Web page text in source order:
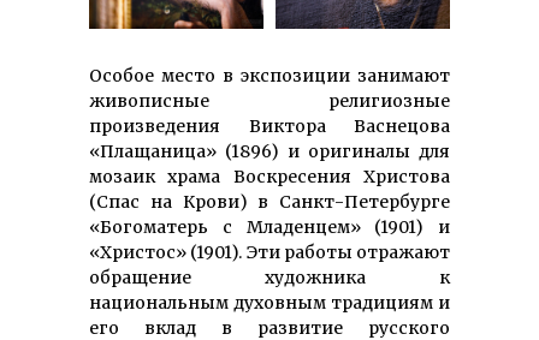
Особое место в экспозиции занимают
живописные религиозные
произведения Виктора Васнецова
«Плащаница» (1896) и оригиналы для
мозаик храма Воскресения Христова
(Спас на Крови) в Санкт-Петербурге
«Богоматерь с Младенцем» (1901) и
«Христос» (1901). Эти работы отражают
обращение художника к
национальным духовным традициям и
его вклад в развитие русского